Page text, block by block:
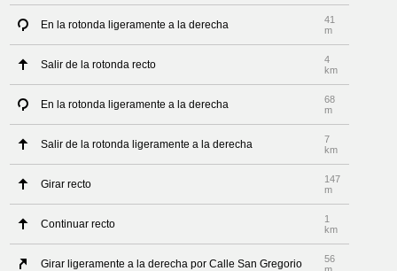
En la rotonda ligeramente a la derecha
41
m
Salir de la rotonda recto
4
km
En la rotonda ligeramente a la derecha
68
m
Salir de la rotonda ligeramente a la derecha
7
km
Girar recto
147
m
Continuar recto
1
km
Girar ligeramente a la derecha por Calle San Gregorio
56